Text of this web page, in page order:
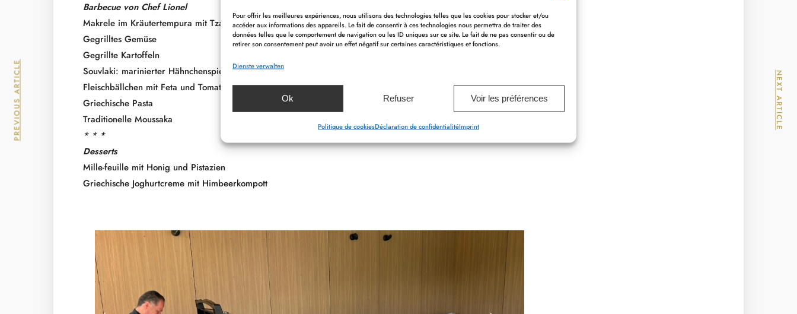
Pour offrir les meilleures expériences, nous utilisons des technologies telles que les cookies pour stocker et/ou
accéder aux informations des appareils. Le fait de consentir à ces technologies nous permettra de traiter des
données telles que le comportement de navigation ou les ID uniques sur ce site. Le fait de ne pas consentir ou de
retirer son consentement peut avoir un effet négatif sur certaines caractéristiques et fonctions.
Dienste verwalten
Ok Refuser Voir les préférences
Politique de cookiesDéclaration de confidentialitéImprint
Barbecue von Chef Lionel
Makrele im Kräutertempura mit Tzatziki
Gegrilltes Gemüse
Gegrillte Kartoffeln
Souvlaki: marinierter Hähnchenspieß
Fleischbällchen mit Feta und Tomatensauce
Griechische Pasta
Traditionelle Moussaka
* * *
Desserts
Mille-feuille mit Honig und Pistazien
Griechische Joghurtcreme mit Himbeerkompott
PREVIOUS ARTICLE NEXT ARTICLE